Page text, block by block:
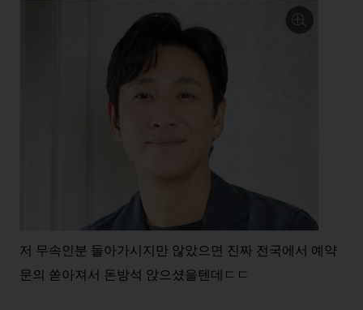
저 무속인분 돌아가시지만 않았으면 진짜 전국에서 예약
문의 쏟아져서 돈방석 앉으셨을텐데ㄷㄷ